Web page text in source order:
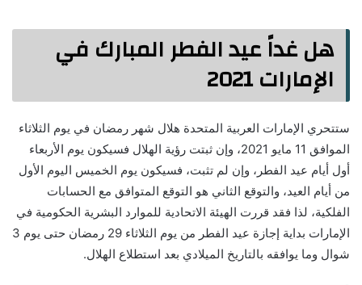
هل غداً عيد الفطر المبارك في
الإمارات 2021
ستتحري الإمارات العربية المتحدة هلال شهر رمضان في يوم الثلاثاء
الموافق 11 مايو 2021، وإن ثبتت رؤية الهلال فسيكون يوم الأربعاء
أول أيام عيد الفطر، وإن لم تثبت، فسيكون يوم الخميس اليوم الأول
من أيام العيد، والتوقع الثاني هو التوقع المتوافق مع الحسابات
الفلكية، لذا فقد قررت الهيئة الاتحادية للموارد البشرية الحكومية في
الإمارات بداية إجازة عيد الفطر من يوم الثلاثاء 29 رمضان حتى يوم 3
شوال وما يوافقه بالتاريخ الميلادي بعد استطلاع الهلال.